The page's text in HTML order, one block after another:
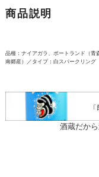
商品説明
品種：ナイアガラ、ポートランド（青
南郷産）／タイプ：白スパークリング
酒蔵だか